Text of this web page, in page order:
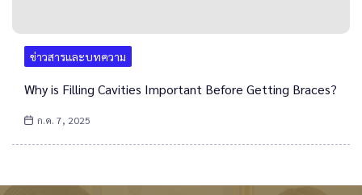
ข่าวสารและบทความ
Why is Filling Cavities Important Before Getting Braces?
ก.ค. 7, 2025